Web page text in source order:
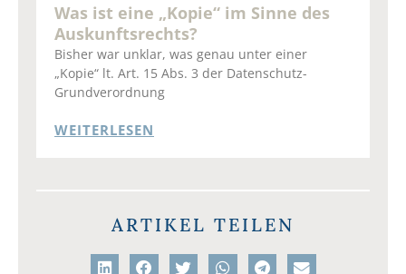
Was ist eine „Kopie“ im Sinne des
Auskunftsrechts?
Bisher war unklar, was genau unter einer
„Kopie“ lt. Art. 15 Abs. 3 der Datenschutz-
Grundverordnung
WEITERLESEN
ARTIKEL TEILEN